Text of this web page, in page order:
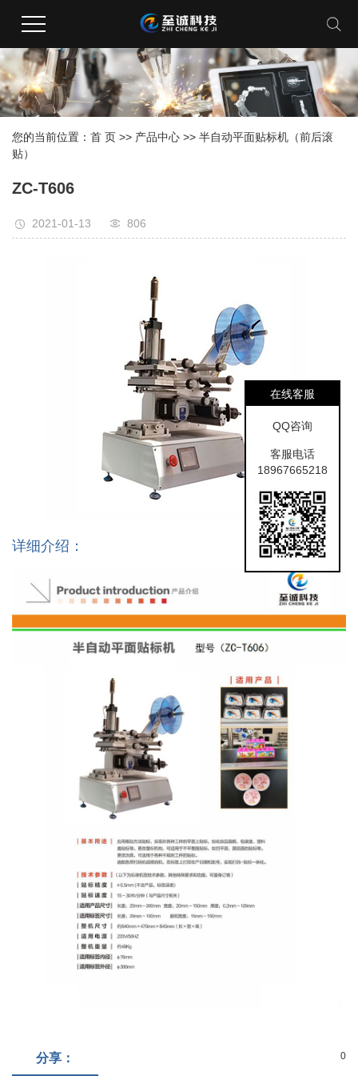
您的当前位置： 首 页 >> 产品中心 >> 半自动平面贴标机（前后滚
贴）
ZC-T606
2021-01-13 806
详细介绍：
分享： 0
在线客服
QQ咨询
客服电话
18967665218